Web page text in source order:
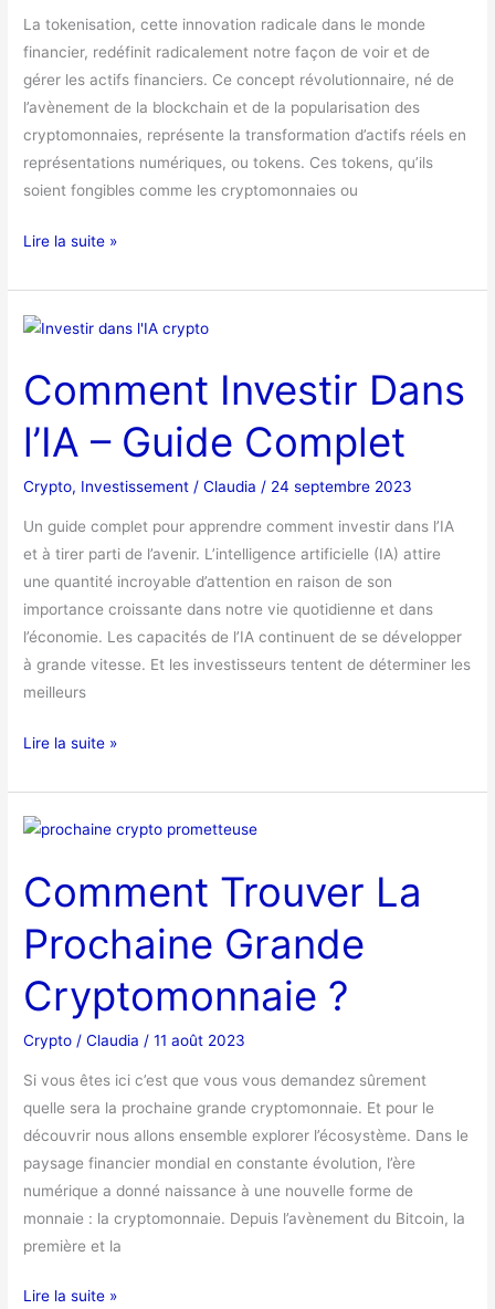
La tokenisation, cette innovation radicale dans le monde
financier, redéfinit radicalement notre façon de voir et de
gérer les actifs financiers. Ce concept révolutionnaire, né de
l’avènement de la blockchain et de la popularisation des
cryptomonnaies, représente la transformation d’actifs réels en
représentations numériques, ou tokens. Ces tokens, qu’ils
soient fongibles comme les cryptomonnaies ou
Lire la suite »
Comment Investir Dans
l’IA – Guide Complet
Crypto, Investissement /Claudia/ 24 septembre 2023
Un guide complet pour apprendre comment investir dans l’IA
et à tirer parti de l’avenir. L’intelligence artificielle (IA) attire
une quantité incroyable d’attention en raison de son
importance croissante dans notre vie quotidienne et dans
l’économie. Les capacités de l’IA continuent de se développer
à grande vitesse. Et les investisseurs tentent de déterminer les
meilleurs
Comment
Dans
l’IA
Complet
Lire la suite »
Comment Trouver La
Prochaine Grande
Cryptomonnaie ?
Crypto /Claudia /11 août 2023
Si vous êtes ici c’est que vous vous demandez sûrement
quelle sera la prochaine grande cryptomonnaie. Et pour le
découvrir nous allons ensemble explorer l’écosystème. Dans le
paysage financier mondial en constante évolution, l’ère
numérique a donné naissance à une nouvelle forme de
monnaie : la cryptomonnaie. Depuis l’avènement du Bitcoin, la
première et la
Comment
La
Prochaine
Grande
?
Lire la suite »